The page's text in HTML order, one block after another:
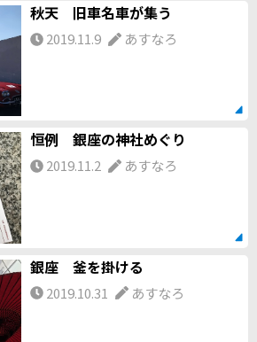
秋天 旧車名車が集う
2019.11.9 あすなろ
恒例 銀座の神社めぐり
2019.11.2 あすなろ
銀座 釜を掛ける
2019.10.31 あすなろ